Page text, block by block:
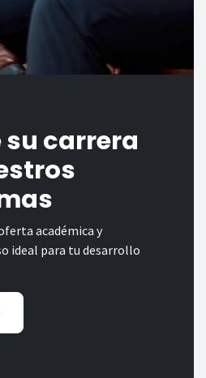
carrera
académica y
ideal para tu desarrollo